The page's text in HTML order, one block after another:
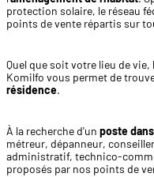
protection solaire, le réseau
points de vente répartis sur
Quel que soit votre lieu de
Komilfo vous permet de
résidence.
À la recherche d'un poste
métreur, dépanneur,
administratif, technico-
proposés par nos points de